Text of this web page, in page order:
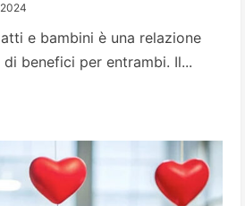
e bambini è una relazione
benefici per entrambi. Il...